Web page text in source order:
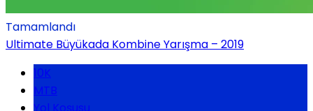
Tamamlandı
Ultimate Büyükada Kombine Yarışma – 2019
10K
MTB
Yol Koşusu